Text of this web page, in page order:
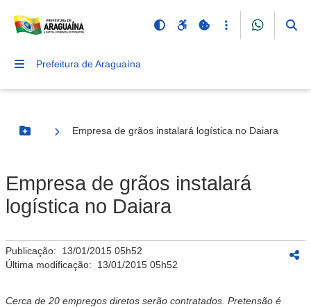
Prefeitura de Araguaína
Botão Menu
Empresa de grãos instalará logística no Daiara
Empresa de grãos instalará
logística no Daiara
Publicação: 13/01/2015 05h52
Última modificação: 13/01/2015 05h52
Cerca de 20 empregos diretos serão contratados. Pretensão é